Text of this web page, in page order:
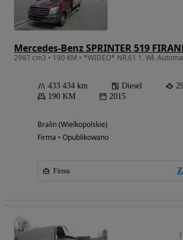
433 434 km Diesel
190 KM
2015
Bralin (Wielkopolskie)
Firma • Opublikowano
Firma
(